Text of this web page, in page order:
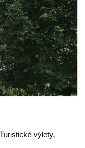
výlety,